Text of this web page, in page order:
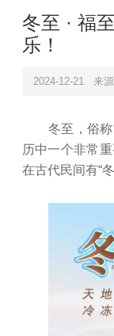
冬至 · 福
乐！
2024-12-21 来
冬至，俗称
历中一个非常
在古代民间有“